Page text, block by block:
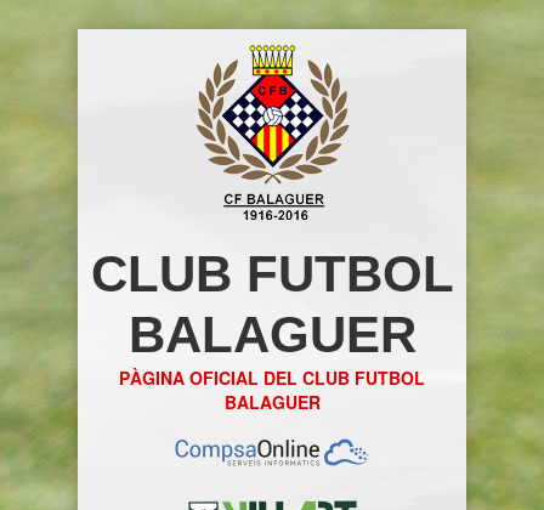
CLUB FUTBOL
BALAGUER
PÀGINA OFICIAL DEL CLUB FUTBOL
BALAGUER